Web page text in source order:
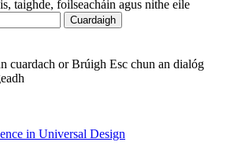
taighde, foilseacháin agus nithe eile
Cuardaigh
cuardach orBrúigh Esc chun an dialóg
in Universal Design